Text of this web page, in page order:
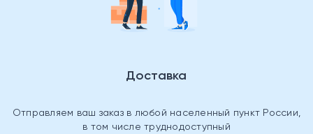
Доставка
Отправляем ваш заказ в любой населенный пункт России,
в том числе труднодоступный